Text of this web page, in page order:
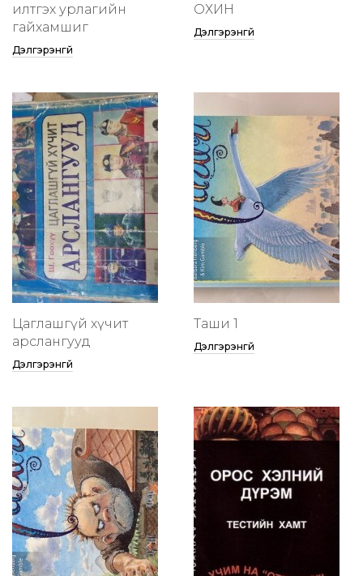
илтгэх урлагийн
гайхамшиг
Дэлгэрэнгүй
ОХИН
Дэлгэрэнгүй
Цаглашгүй хүчит
арслангууд
Дэлгэрэнгүй
Таши 1
Дэлгэрэнгүй